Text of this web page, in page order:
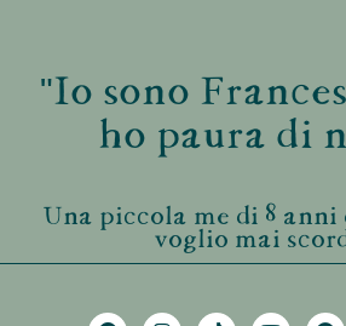
"Io sono
ho paura di
Una piccola me di 8
voglio mai